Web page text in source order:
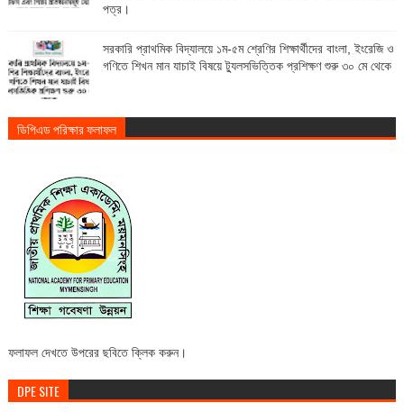
পত্র।
সরকারি প্রাথমিক বিদ্যালয়ে ১ম-৫ম শ্রেণির শিক্ষার্থীদের বাংলা, ইংরেজি ও
গণিতে শিখন মান যাচাই বিষয়ে ট্যুলসভিত্তিক প্রশিক্ষণ শুরু ৩০ মে থেকে
ডিপিএড পরিক্ষার ফলাফল
ফলাফল দেখতে উপরের ছবিতে ক্লিক করুন।
DPE SITE